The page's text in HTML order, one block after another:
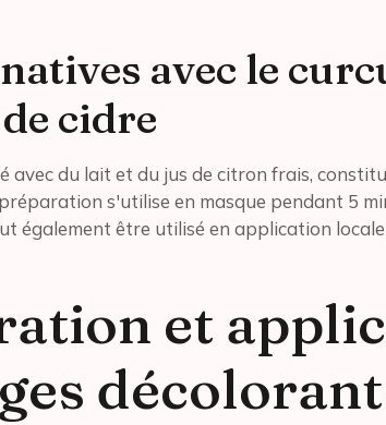
avec le
cidre
avec du lait et du jus de citron frais,
s'utilise en masque pendant 5
également être utilisé en application
et